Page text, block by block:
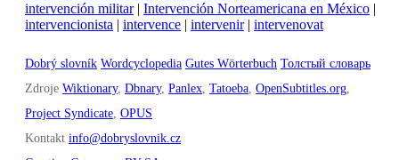
intervención militar | Intervención Norteamericana en México |
intervencionista | intervence | intervenir | intervenovat
Dobrý slovník Wordcyclopedia Gutes Wörterbuch Толстый словарь
Zdroje Wiktionary, Dbnary, Panlex Tatoeba OpenSubtitles.org
Project Syndicate OPUS
Kontakt info@dobryslovnik.cz